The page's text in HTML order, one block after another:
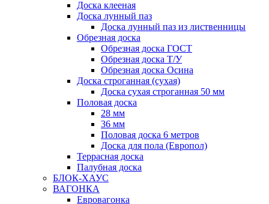
Доска клееная
Доска лунный паз
Доска лунный паз из лиственницы
Обрезная доска
Обрезная доска ГОСТ
Обрезная доска Т/У
Обрезная доска Осина
Доска строганная (сухая)
Доска сухая строганная 50 мм
Половая доска
28 мм
36 мм
Половая доска 6 метров
Доска для пола (Европол)
Террасная доска
Палубная доска
БЛОК-ХАУС
ВАГОНКА
Евровагонка